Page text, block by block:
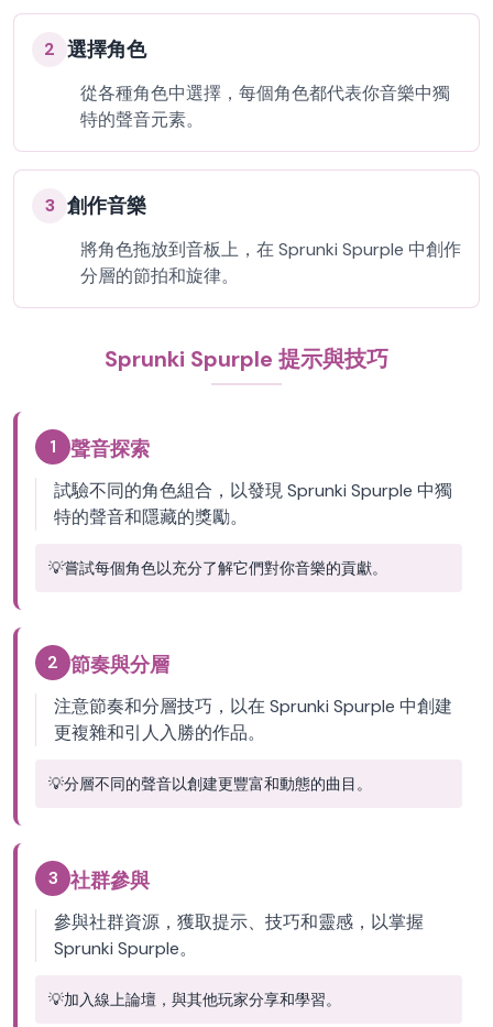
2 選擇角色
從各種角色中選擇，每個角色都代表你音樂中獨
特的聲音元素。
3 創作音樂
將角色拖放到音板上，在 Sprunki Spurple 中創作
分層的節拍和旋律。
Sprunki Spurple 提示與技巧
1 聲音探索
試驗不同的角色組合，以發現 Sprunki Spurple 中獨
特的聲音和隱藏的獎勵。
💡嘗試每個角色以充分了解它們對你音樂的貢獻。
2 節奏與分層
注意節奏和分層技巧，以在 Sprunki Spurple 中創建
更複雜和引人入勝的作品。
💡分層不同的聲音以創建更豐富和動態的曲目。
3 社群參與
參與社群資源，獲取提示、技巧和靈感，以掌握
Sprunki Spurple。
💡加入線上論壇，與其他玩家分享和學習。